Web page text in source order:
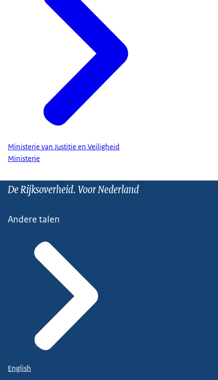
Ministerie van Justitie en Veiligheid
Ministerie
De Rijksoverheid. Voor Nederland
Andere talen
English